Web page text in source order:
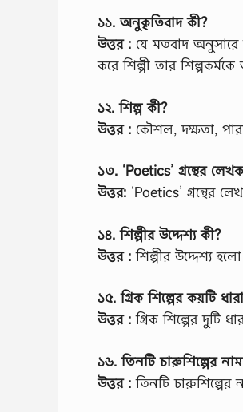
১১. অনুকৃতিবাদ কী?
উত্তর : যে মতবাদ
করে শিল্পী তার
১২. শিল্প কী?
উত্তর : কৌশল, দক্ষতা,
১৩. ‘Poetics’ গ্রন্থের
উত্তর: ‘Poetics’ গ্রন্থের
১৪. শিল্পীর উদ্দেশ্য কী?
উত্তর : শিল্পীর উদ্দেশ্য হলো
১৫. গ্রিক শিল্পের কয়টি
উত্তর : গ্রিক শিল্পের দুটি
১৬. তিনটি চারুশিল্পের
উত্তর : তিনটি